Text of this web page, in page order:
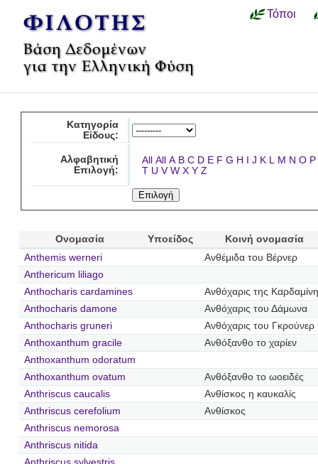
Τόποι
Κατηγορία
Είδους:
Αλφαβητική
Επιλογή:
All All A B C D E F G H I J K L M N O P
T U V W X Y Z
Ονομασία Υποείδος
Κοινή ονομασία
Anthemis werneri
Ανθέμιδα του Βέρνερ
Anthericum liliago
Anthocharis cardamines
Ανθόχαρις της
Anthocharis damone
Ανθόχαρις του Δάμωνα
Anthocharis gruneri
Ανθόχαρις του Γκρούνερ
Anthoxanthum gracile
Ανθόξανθο το χαρίεν
Anthoxanthum odoratum
Anthoxanthum ovatum
Ανθόξανθο το ωοειδές
Anthriscus caucalis
Ανθίσκος η καυκαλίς
Anthriscus cerefolium
Ανθίσκος
Anthriscus nemorosa
Anthriscus nitida